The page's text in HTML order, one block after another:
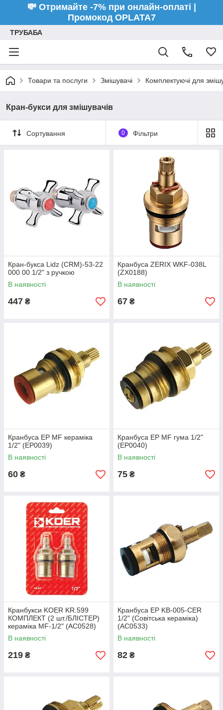
💸 Отримайте -7% при онлайн-оплаті |
Промокод OPLATA7
ТРУБАБА
Товари та послуги Змішувачі Комплектуючі для
Кран-букси для змішувачів
Сортування 0 Фільтри
Кран-букса Lidz (CRM)-53-22
000 00 1/2" з ручкою
В наявності
447 ₴
Кранбуса ZERIX WKF-038L
(ZX0188)
В наявності
67 ₴
Кранбуса EP MF кераміка
1/2" (EP0039)
В наявності
60 ₴
Кранбуса EP MF гума 1/2"
(EP0040)
В наявності
75 ₴
Кранбукси KOER KR.599
КОМПЛЕКТ (2 шт./БЛІСТЕР)
кераміка MF-1/2" (AC0528)
В наявності
219 ₴
Кранбуса EP KB-005-CER
1/2" (Совітська кераміка)
(AC0533)
В наявності
82 ₴